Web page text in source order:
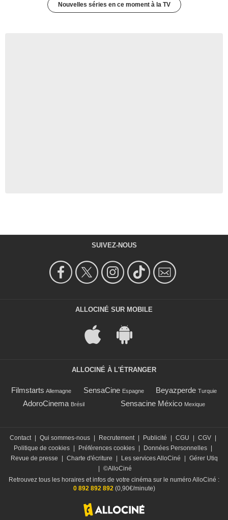
Nouvelles séries en ce moment à la TV
SUIVEZ-NOUS
ALLOCINÉ SUR MOBILE
ALLOCINÉ À L'ÉTRANGER
Filmstarts Allemagne SensaCine Espagne Beyazperde Turquie
AdoroCinema Brésil Sensacine México Mexique
Contact Qui sommes-nous Recrutement Publicité CGU CGV
Politique de cookies
Préférences cookies Données Personnelles
Revue de presse
Charte d'écriture Les services AlloCiné
Gérer Utiq
©AlloCiné
Retrouvez tous les horaires et infos de votre cinéma sur le numéro AlloCiné :
0 892 892 892(0,90€/minute)